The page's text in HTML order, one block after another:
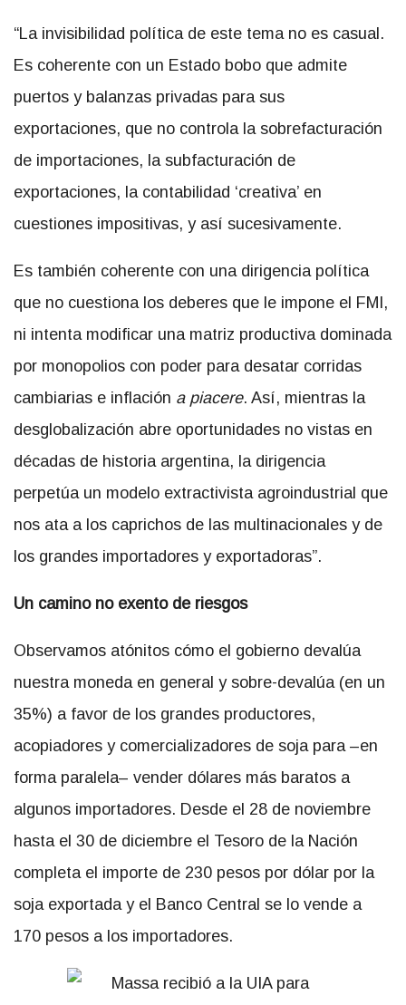
“La invisibilidad política de este tema no es casual.
Es coherente con un Estado bobo que admite
puertos y balanzas privadas para sus
exportaciones, que no controla la sobrefacturación
de importaciones, la subfacturación de
exportaciones, la contabilidad ‘creativa’ en
cuestiones impositivas, y así sucesivamente.
Es también coherente con una dirigencia política
que no cuestiona los deberes que le impone el FMI,
ni intenta modificar una matriz productiva dominada
por monopolios con poder para desatar corridas
cambiarias e inflación a piacere. Así, mientras la
desglobalización abre oportunidades no vistas en
décadas de historia argentina, la dirigencia
perpetúa un modelo extractivista agroindustrial que
nos ata a los caprichos de las multinacionales y de
los grandes importadores y exportadoras”.
Un camino no exento de riesgos
Observamos atónitos cómo el gobierno devalúa
nuestra moneda en general y sobre-devalúa (en un
35%) a favor de los grandes productores,
acopiadores y comercializadores de soja para –en
forma paralela– vender dólares más baratos a
algunos importadores. Desde el 28 de noviembre
hasta el 30 de diciembre el Tesoro de la Nación
completa el importe de 230 pesos por dólar por la
soja exportada y el Banco Central se lo vende a
170 pesos a los importadores.